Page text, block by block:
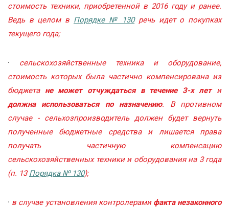
стоимость техники, приобретенной в 2016 году и ранее.
Ведь в целом в Порядке № 130 речь идет о покупках
текущего года;
· сельскохозяйственные техника и оборудование,
стоимость которых была частично компенсирована из
бюджета
не может отчуждаться в течение 3-х лет и
должна использоваться по назначению. В противном
случае - сельхозпроизводитель должен будет вернуть
полученные бюджетные средства и лишается права
получать частичную компенсацию
сельскохозяйственных техники и оборудования на 3 года
(п. 13 Порядка № 130);
· в случае установления контролерами факта незаконного